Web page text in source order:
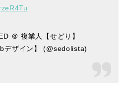
＠ 複業人【せどり】
デザイン】 (@sedolista)